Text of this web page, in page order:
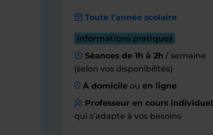
Toute l’année scolaire
Informations pratiques
Séances de 1h à 2h / semaine
(selon vos disponibilités)
À domicileou en ligne
Professeur en cours individuel
qui s’adapte à vos besoins